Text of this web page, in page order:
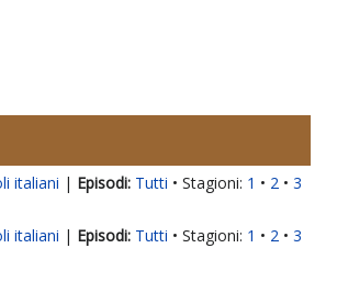
italiani | Tutti Stagioni: 1 2
3
italiani | Tutti Stagioni: 1 2
3